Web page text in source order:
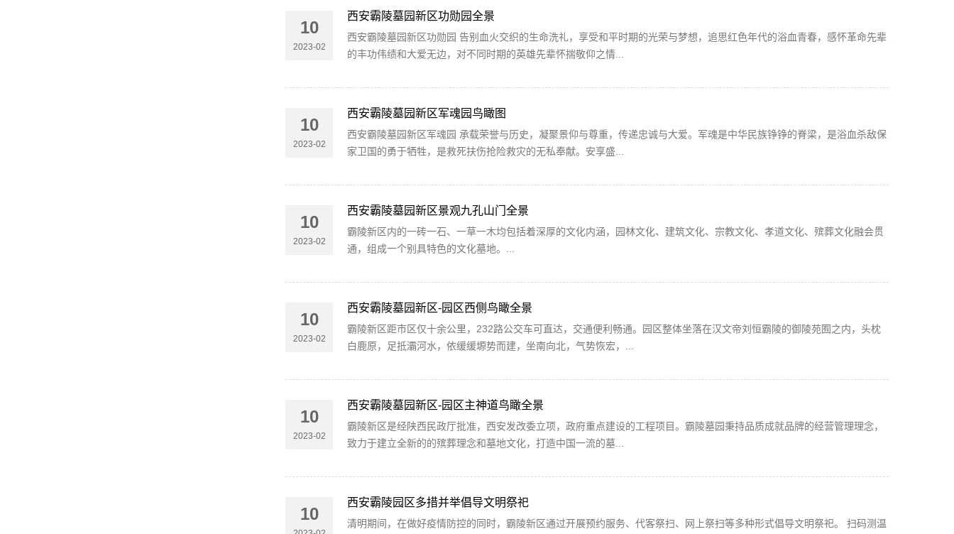
10
2023-02
西安霸陵墓园新区功勋园全景
西安霸陵墓园新区功勋园 告别血火交织的生命洗礼，享受和平时期的光荣与梦想，追思红色年代的浴血青春，感怀革命先辈
的丰功伟绩和大爱无边，对不同时期的英雄先辈怀揣敬仰之情...
10
2023-02
西安霸陵墓园新区军魂园鸟瞰图
西安霸陵墓园新区军魂园 承载荣誉与历史，凝聚景仰与尊重，传递忠诚与大爱。军魂是中华民族铮铮的脊梁，是浴血杀敌保
家卫国的勇于牺牲，是救死扶伤抢险救灾的无私奉献。安享盛...
10
2023-02
西安霸陵墓园新区景观九孔山门全景
霸陵新区内的一砖一石、一草一木均包括着深厚的文化内涵，园林文化、建筑文化、宗教文化、孝道文化、殡葬文化融会贯
通，组成一个别具特色的文化墓地。...
10
2023-02
西安霸陵墓园新区-园区西侧鸟瞰全景
霸陵新区距市区仅十余公里，232路公交车可直达，交通便利畅通。园区整体坐落在汉文帝刘恒霸陵的御陵苑囿之内，头枕
白鹿原，足抵灞河水，依缓缓塬势而建，坐南向北，气势恢宏，...
10
2023-02
西安霸陵墓园新区-园区主神道鸟瞰全景
霸陵新区是经陕西民政厅批准，西安发改委立项，政府重点建设的工程项目。霸陵墓园秉持品质成就品牌的经营管理理念，
致力于建立全新的的殡葬理念和墓地文化，打造中国一流的墓...
10
西安霸陵园区多措并举倡导文明祭祀
清明期间，在做好疫情防控的同时，霸陵新区通过开展预约服务、代客祭扫、网上祭扫等多种形式倡导文明祭祀。 扫码测温